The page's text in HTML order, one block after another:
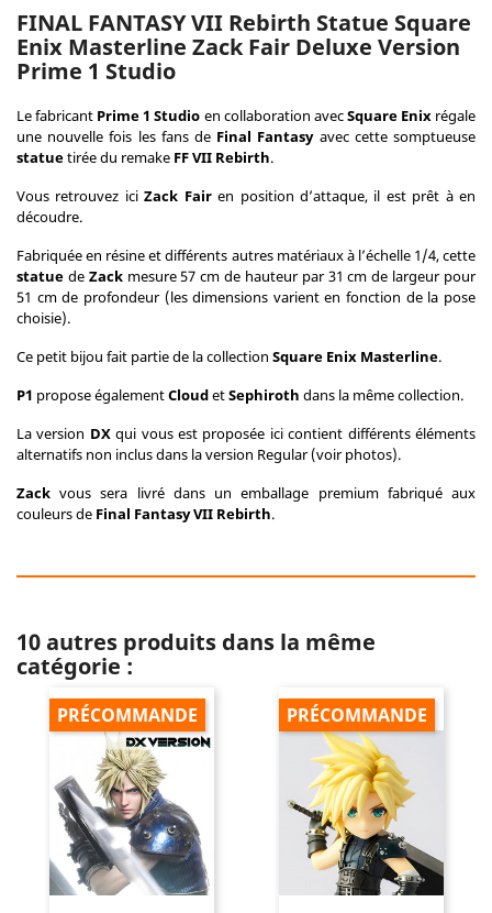
FINAL FANTASY VII Rebirth Statue Square
Enix Masterline Zack Fair Deluxe Version
Prime 1 Studio
Le fabricant Prime 1 Studio en collaboration avecSquare Enixrégale
une nouvelle fois les fans de Final Fantasyavec cette somptueuse
statuetirée du remake FF VII Rebirth.
Vous retrouvez iciZack Fairen position d’attaque, il est prêt à en
découdre.
Fabriquée en résine et différents autres matériaux à l’échelle 1/4, cette
statue de Zackmesure 57 cm de hauteur par 31 cm de largeur pour
51 cm de profondeur (les dimensions varient en fonction de la pose
choisie).
Ce petit bijou fait partie de la collection Square Enix Masterline.
P1 propose égalementCloudetSephiroth dans la même collection.
La version DXqui vous est proposée ici contient différents éléments
alternatifs non inclus dans la version Regular (voir photos).
Zack vous sera livré dans un emballage premium fabriqué aux
couleurs de Final Fantasy VII Rebirth.
10 autres produits dans la même
catégorie :
PRÉCOMMANDE PRÉCOMMANDE